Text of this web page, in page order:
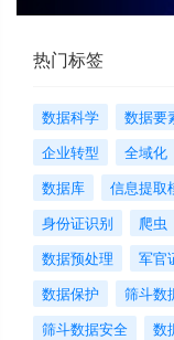
热门标签
数据科学 数据要
企业转型
全域化
数据库
信息提取
身份证识别
爬虫
数据预处理
军官
数据保护
筛斗数
筛斗数据安全
数